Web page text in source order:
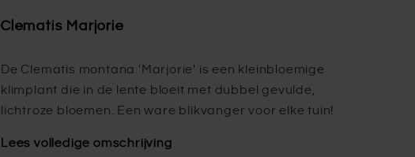
Clematis Marjorie
De Clematis montana 'Marjorie' is een kleinbloemige
klimplant die in de lente bloeit met dubbel gevulde,
lichtroze bloemen. Een ware blikvanger voor elke tuin!
Lees volledige omschrijving